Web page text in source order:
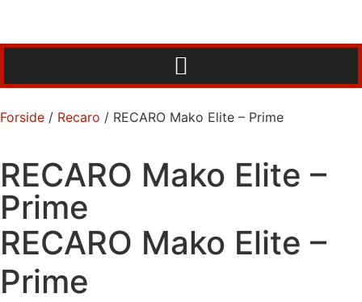
Forside / Recaro / RECARO Mako Elite – Prime
RECARO Mako Elite –
Prime
RECARO Mako Elite –
Prime